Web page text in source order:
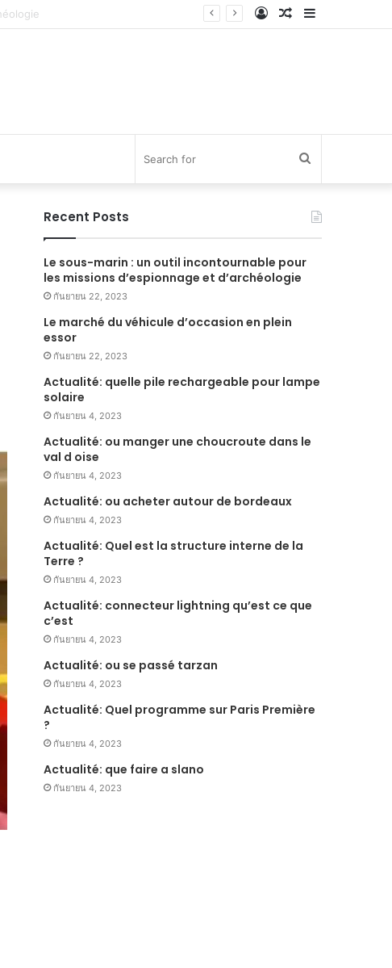
Sidebar
Random
Log
Recent Posts
Le sous-marin : un outil incontournable pour
les missions d’espionnage et d’archéologie
กันยายน 22, 2023
Le marché du véhicule d’occasion en plein
essor
กันยายน 22, 2023
Actualité: quelle pile rechargeable pour lampe
solaire
กันยายน 4, 2023
Actualité: ou manger une choucroute dans le
val d oise
กันยายน 4, 2023
Actualité: ou acheter autour de bordeaux
กันยายน 4, 2023
Actualité: Quel est la structure interne de la
Terre ?
กันยายน 4, 2023
Actualité: connecteur lightning qu’est ce que
c’est
กันยายน 4, 2023
Actualité: ou se passé tarzan
กันยายน 4, 2023
Actualité: Quel programme sur Paris Première
?
กันยายน 4, 2023
Actualité: que faire a slano
กันยายน 4, 2023